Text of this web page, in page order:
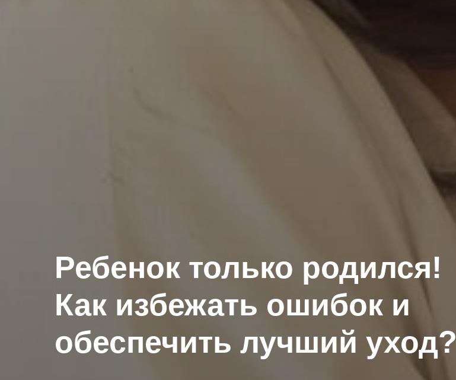
Ребенок только родился!
Как избежать ошибок и
обеспечить лучший уход?